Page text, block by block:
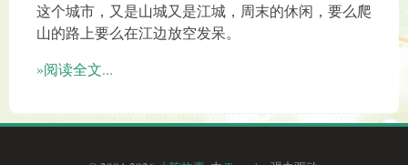
这个城市，又是山城又是江城，周末的休闲，要么爬
山的路上要么在江边放空发呆。
»阅读全文...